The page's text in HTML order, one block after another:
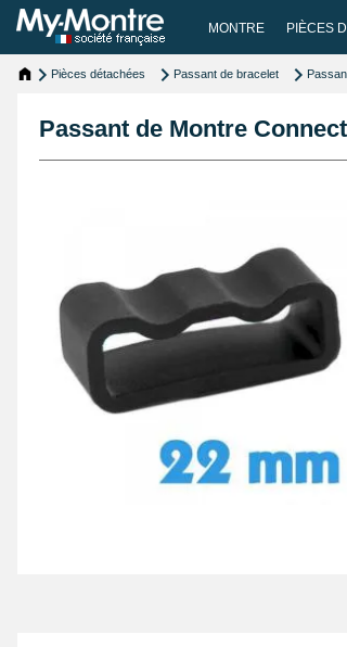
MONTRE PIÈCES
Pièces détachées Passant de bracelet
Passant de Montre